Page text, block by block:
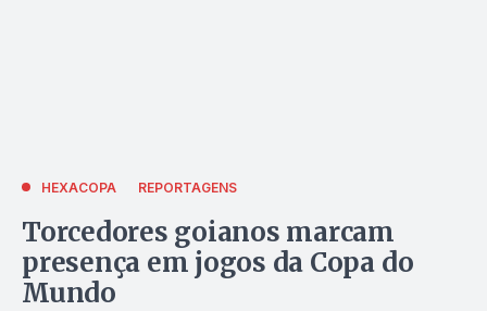
HEXACOPA REPORTAGENS
Torcedores goianos marcam
presença em jogos da Copa do
Mundo